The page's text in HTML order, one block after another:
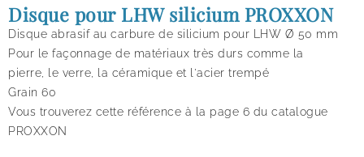
Disque pour LHW silicium PROXXON
Disque abrasif au carbure de silicium pour LHW Ø 50 mm
Pour le façonnage de matériaux très durs comme la
pierre, le verre, la céramique et l'acier trempé
Grain 60
Vous trouverez cette référence à la page 6 du catalogue
PROXXON